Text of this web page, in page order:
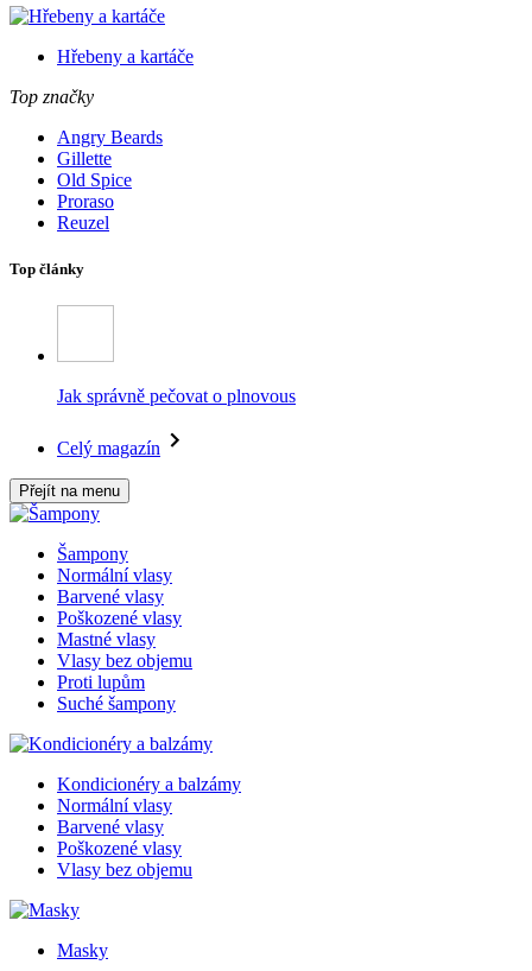
Hřebeny a kartáče
Top značky
Angry Beards
Gillette
Old Spice
Proraso
Reuzel
Top články
Jak správně pečovat o plnovous
Celý magazín
Přejít na menu
Šampony
Normální vlasy
Barvené vlasy
Poškozené vlasy
Mastné vlasy
Vlasy bez objemu
Proti lupům
Suché šampony
Kondicionéry a balzámy
Normální vlasy
Barvené vlasy
Poškozené vlasy
Vlasy bez objemu
Masky